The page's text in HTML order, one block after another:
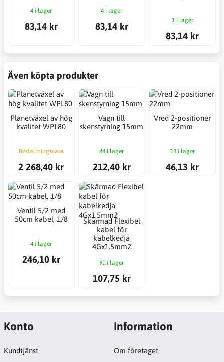
4 i lager
83,14 kr
4 i lager
83,14 kr
1 i lager
83,14 kr
Även köpta produkter
Planetväxel av hög
kvalitet WPL80
Beställningsvara
2 268,40 kr
Vagn till
skenstyrning 15mm
44 i lager
212,40 kr
Vred 2-positioner
22mm
13 i lager
46,13 kr
Ventil 5/2 med
50cm kabel, 1/8
4 i lager
246,10 kr
Skärmad Flexibel
kabel för
kabelkedja
4Gx1.5mm2
91 i lager
107,75 kr
Konto
Kundtjänst
Information
Om företaget